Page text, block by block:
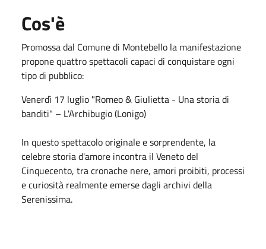
Cos'è
Promossa dal Comune di Montebello la manifestazione
propone quattro spettacoli capaci di conquistare ogni
tipo di pubblico:
Venerdì 17 luglio "Romeo & Giulietta - Una storia di
banditi" – L'Archibugio (Lonigo)
In questo spettacolo originale e sorprendente, la
celebre storia d'amore incontra il Veneto del
Cinquecento, tra cronache nere, amori proibiti, processi
e curiosità realmente emerse dagli archivi della
Serenissima.